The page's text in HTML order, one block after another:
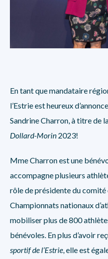
En tant que mandataire
l’Estrie est heureux
Sandrine Charron, à titre de
Dollard-Morin 2023!
Mme Charron est une
accompagne plusieurs
rôle de présidente du
Championnats nationaux
mobiliser plus de 800
bénévoles. En plus d’avoir
sportif de l’Estrie , elle est